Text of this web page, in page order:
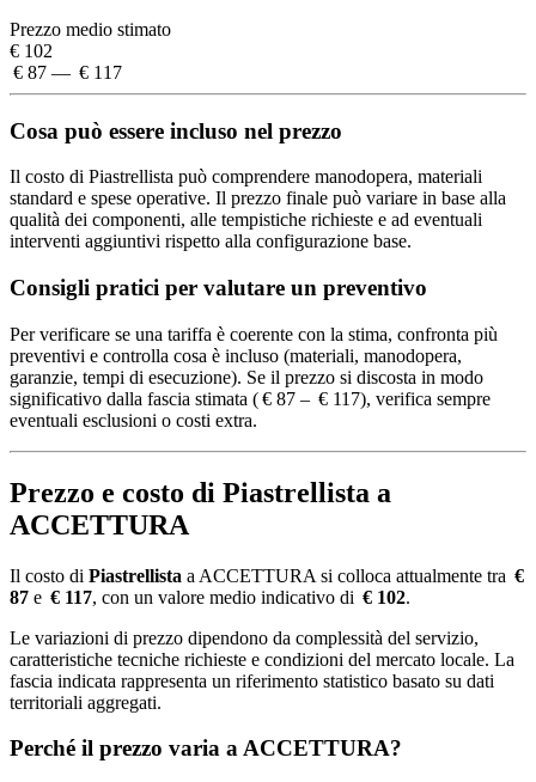
Prezzo medio stimato
€ 102
€ 87 — € 117
Cosa può essere incluso nel prezzo
Il costo di Piastrellista può comprendere manodopera, materiali
standard e spese operative. Il prezzo finale può variare in base alla
qualità dei componenti, alle tempistiche richieste e ad eventuali
interventi aggiuntivi rispetto alla configurazione base.
Consigli pratici per valutare un preventivo
Per verificare se una tariffa è coerente con la stima, confronta più
preventivi e controlla cosa è incluso (materiali, manodopera,
garanzie, tempi di esecuzione). Se il prezzo si discosta in modo
significativo dalla fascia stimata ( € 87 – € 117), verifica sempre
eventuali esclusioni o costi extra.
Prezzo e costo di Piastrellista a
ACCETTURA
Il costo di Piastrellista a ACCETTURA si colloca attualmente tra €
87 e € 117, con un valore medio indicativo di € 102.
Le variazioni di prezzo dipendono da complessità del servizio,
caratteristiche tecniche richieste e condizioni del mercato locale. La
fascia indicata rappresenta un riferimento statistico basato su dati
territoriali aggregati.
Perché il prezzo varia a ACCETTURA?